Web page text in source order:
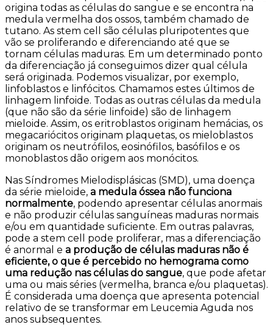
origina todas as células do sangue e se encontra na
medula vermelha dos ossos, também chamado de
tutano. As stem cell são células pluripotentes que
vão se proliferando e diferenciando até que se
tornam células maduras. Em um determinado ponto
da diferenciação já conseguimos dizer qual célula
será originada. Podemos visualizar, por exemplo,
linfoblastos e linfócitos. Chamamos estes últimos de
linhagem linfoide. Todas as outras células da medula
(que não são da série linfoide) são de linhagem
mieloide. Assim, os eritroblastos originam hemácias, os
megacariócitos originam plaquetas, os mieloblastos
originam os neutrófilos, eosinófilos, basófilos e os
monoblastos dão origem aos monócitos.
Nas Síndromes Mielodisplásicas (SMD), uma doença
da série mieloide, a medula óssea não funciona
normalmente, podendo apresentar células anormais
e não produzir células sanguíneas maduras normais
e/ou em quantidade suficiente. Em outras palavras,
pode a stem cell pode proliferar, mas a diferenciação
é anormal e a produção de células maduras não é
eficiente, o que é percebido no hemograma como
uma redução nas células do sangue, que pode afetar
uma ou mais séries (vermelha, branca e/ou plaquetas).
É considerada uma doença que apresenta potencial
relativo de se transformar em Leucemia Aguda nos
anos subsequentes.